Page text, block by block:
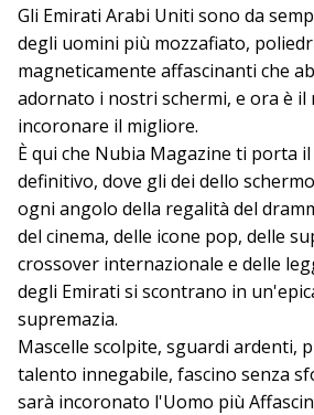
Gli Emirati Arabi Uniti sono da
degli uomini più mozzafiato,
magneticamente affascinanti che
adornato i nostri schermi, e ora è il
incoronare il migliore.
È qui che Nubia Magazine ti porta il
definitivo, dove gli dei dello
ogni angolo della regalità del
del cinema, delle icone pop, delle
crossover internazionale e delle
degli Emirati si scontrano in
supremazia.
Mascelle scolpite, sguardi ardenti,
talento innegabile, fascino senza
sarà incoronato l'Uomo più